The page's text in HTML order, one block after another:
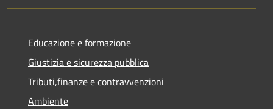
Educazione e formazione
Giustizia e sicurezza pubblica
Tributi,finanze e contravvenzioni
Ambiente